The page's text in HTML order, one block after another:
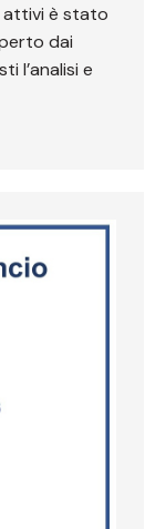
attivi è stato
dai
l’analisi e